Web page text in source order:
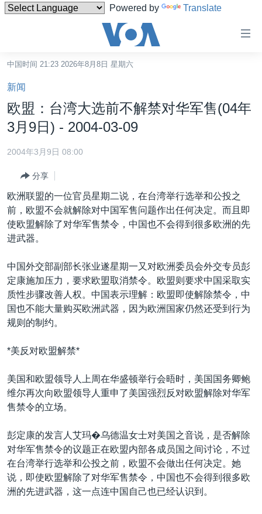
Powered by Translate
碍
链
接
跳
转
内
转
到
导
航
转
到
检
索
中国
国际
最新国际新闻
印太
中东
欧洲
非洲
美洲
全球议题
分类新闻
经济·金融·贸易
人权·法律·宗教
科教·文娱·体健
军事
劳工
环境
美中关系
热点专题
白宫要闻
国会报道
美中关系
美国建国250周年
埃博拉疫情
重要讲话与声明
台海两岸关系
南中国海争端
关注西藏
关注新疆
GEN Z 看美国
VOA视频
VOA今日焦点
中文广播
中国时间 21:23 2026年8月8日 星期六
新闻
欧盟：台湾大选前不解禁对华军售(04年
3月9日) - 2004-03-09
2004年3月9日 08:00
分享
欧洲联盟的一位官员星期二说，在台湾举行选举和公投之
前，欧盟不会就解除对中国军售问题作出任何决定。而且即
使欧盟解除了对华军售禁令，中国也不会得到很多欧洲的先
进武器。
中国外交部副部长张业遂星期一又对欧洲委员会外交专员彭
定康施加压力，要求欧盟取消禁令。欧盟则要求中国采取实
质性步骤改善人权。中国表示理解：欧盟即使解除禁令，中
国也不能大量购买欧洲武器，因为欧洲国家仍然还受到行为
规则的制约。
*美反对欧盟解禁*
美国和欧盟领导人上周在华盛顿举行会晤时，美国国务卿鲍
维尔再次向欧盟领导人重申了美国强烈反对欧盟解除对华军
售禁令的立场。
彭定康的发言人艾玛�乌德温女士对美国之音说，是否解除
对华军售禁令的议题正在欧盟内部各成员国之间讨论，不过
在台湾举行选举和公投之前，欧盟不会做出任何决定。她
说，即使欧盟解除了对华军售禁令，中国也不会得到很多欧
洲的先进武器，这一点连中国自己也已经认识到。